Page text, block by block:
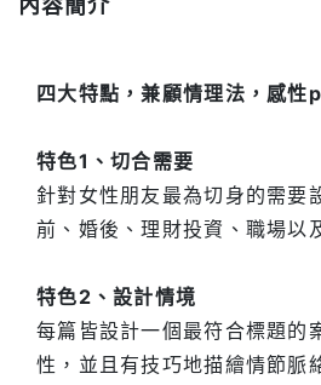
內容簡介
四大特點，兼顧情理法，感性
特色1、切合需要
針對女性朋友最為切身的需要
前、婚後、理財投資、職場以
特色2、設計情境
每篇皆設計一個最符合標題的
性，並且有技巧地描繪情節脈